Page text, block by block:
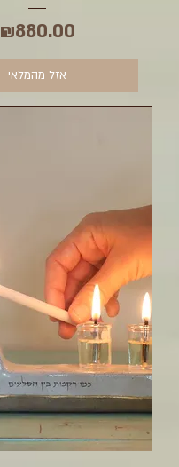
מחיר
₪880.00
אזל מהמלאי